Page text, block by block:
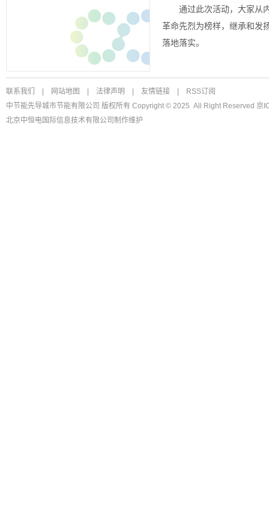
通过此次活动，大家从
革命先烈为榜样，继承和发
落地落实。
联系我们 网站地图 法律声明 友情链接
RSS订阅
中节能先导城市节能有限公司 版权所有 Copyright © 2025 All Right Reserved 京
北京中恒电国际信息技术有限公司 制作维护